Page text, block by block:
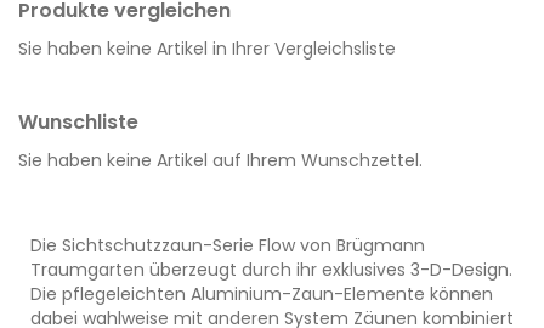
Produkte vergleichen
Sie haben keine Artikel in Ihrer Vergleichsliste
Wunschliste
Sie haben keine Artikel auf Ihrem Wunschzettel.
Die Sichtschutzzaun-Serie Flow von Brügmann
Traumgarten überzeugt durch ihr exklusives 3-D-Design.
Die pflegeleichten Aluminium-Zaun-Elemente können
dabei wahlweise mit anderen System Zäunen kombiniert